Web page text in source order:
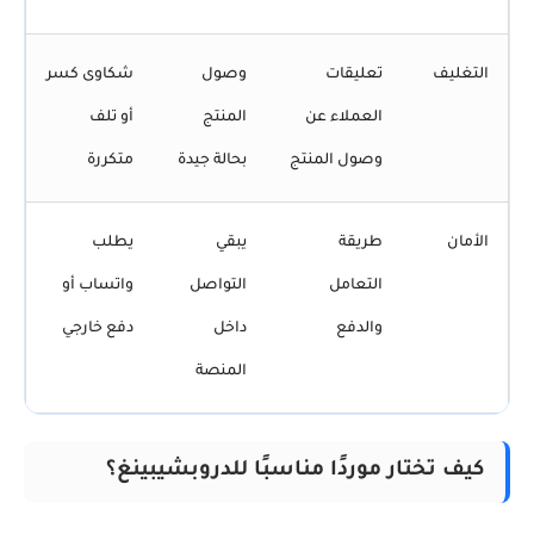
التغليف تعليقات
العملاء عن
وصول المنتج
وصول
المنتج
بحالة جيدة
شكاوى كسر
أو تلف
متكررة
الأمان طريقة
التعامل
والدفع
يبقي
التواصل
داخل
المنصة
يطلب
واتساب أو
دفع خارجي
كيف تختار موردًا مناسبًا للدروبشيبينغ؟